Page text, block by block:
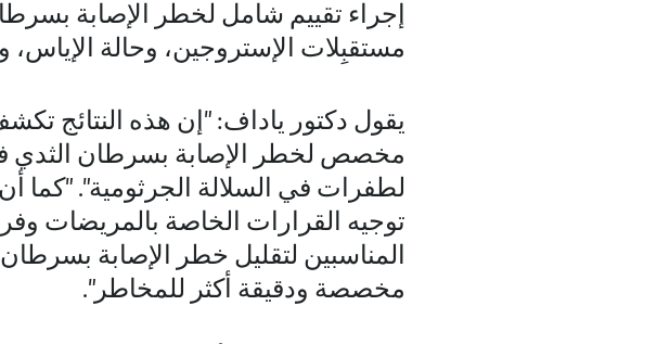
إجراء تقييم شامل لخطر الإصابة
مستقبِلات الإستروجين، وحالة الإياس،
يقول دكتور ياداف: "إن هذه النتائج
مخصص لخطر الإصابة بسرطان الثدي
لطفرات في السلالة الجرثومية".
توجيه القرارات الخاصة بالمريضات
المناسبين لتقليل خطر الإصابة
مخصصة ودقيقة أكثر للمخاطر".